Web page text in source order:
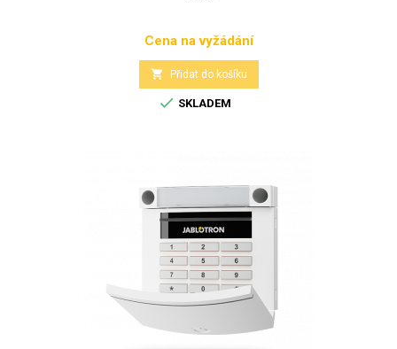
Cena
Cena na vyžádání
 Přidat do košíku
 SKLADEM